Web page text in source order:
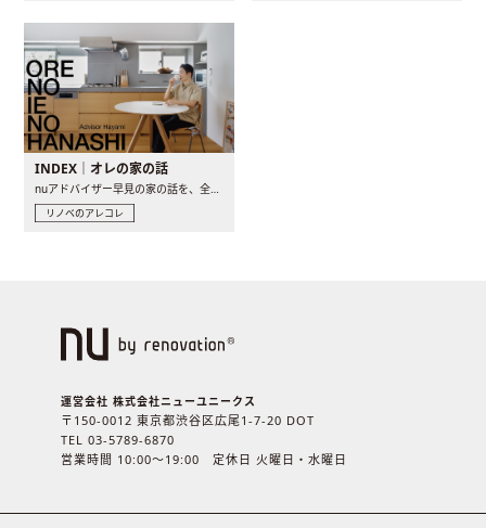
INDEX｜オレの家の話
nuアドバイザー早見の家の話を、全4話でお届け。リノベーションを..
リノベのアレコレ
運営会社 株式会社ニューユニークス
〒150-0012 東京都渋谷区広尾1-7-20 DOT
TEL 03-5789-6870
営業時間 10:00〜19:00 定休日 火曜日・水曜日